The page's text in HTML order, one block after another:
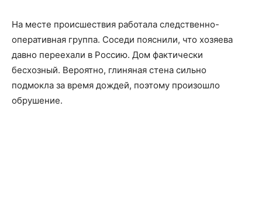
На месте происшествия работала следственно-
оперативная группа. Соседи пояснили, что хозяева
давно переехали в Россию. Дом фактически
бесхозный. Вероятно, глиняная стена сильно
подмокла за время дождей, поэтому произошло
обрушение.